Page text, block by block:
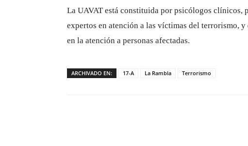
La UAVAT está constituida por psicólogos clínicos,
expertos en atención a las víctimas del terrorismo,
en la atención a personas afectadas.
ARCHIVADO EN: 17-A La Rambla Terrorismo